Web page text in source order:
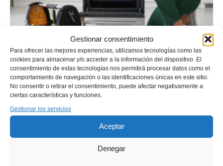
Gestionar consentimiento
Para ofrecer las mejores experiencias, utilizamos tecnologías como las
cookies para almacenar y/o acceder a la información del dispositivo. El
consentimiento de estas tecnologías nos permitirá procesar datos como el
comportamiento de navegación o las identificaciones únicas en este sitio.
No consentir o retirar el consentimiento, puede afectar negativamente a
ciertas características y funciones.
Gestionar los servicios
Aceptar
Denegar